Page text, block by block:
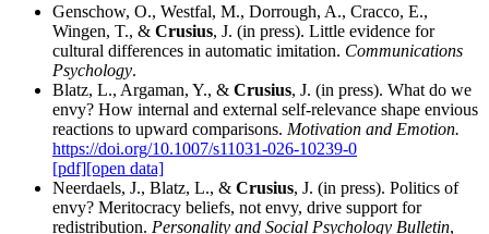
Genschow, O., Westfal, M., Dorrough, A., Cracco, E.,
Wingen, T., & Crusius, J. (in press). Little evidence for
cultural differences in automatic imitation. Communications
Psychology.
Blatz, L., Argaman, Y., & Crusius, J. (in press). What do we
envy? How internal and external self-relevance shape envious
reactions to upward comparisons. Motivation and Emotion.
https://doi.org/10.1007/s11031-026-10239-0
[pdf][open data]
Neerdaels, J., Blatz, L., & Crusius, J. (in press). ‪Politics of
envy? Meritocracy beliefs, not envy, drive support for
redistribution‬. Personality and Social Psychology Bulletin,